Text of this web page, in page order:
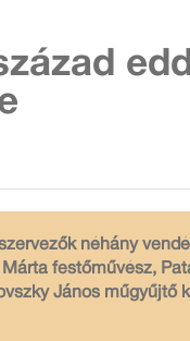
néhány
festőművész,
János műgyűjtő